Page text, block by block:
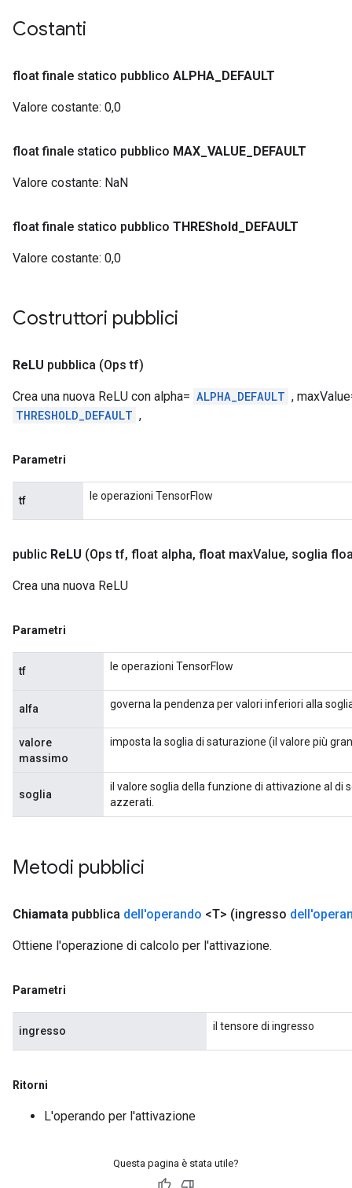
Costanti
float finale statico pubblico ALPHA DEFAULT
Valore costante: 0,0
float finale statico pubblico MAX VALUE DEFAULT
Valore costante: NaN
float finale statico pubblico THREShold DEFAULT
Valore costante: 0,0
Costruttori pubblici
ReLU pubblica (Ops tf)
Crea una nuova ReLU con alpha= ALPHA_DEFAULT ,
THRESHOLD_DEFAULT ,
Parametri
tf le operazioni TensorFlow
public ReLU (Ops tf, float alpha, float maxValue, soglia
Crea una nuova ReLU
Parametri
tf le operazioni TensorFlow
alfa governa la pendenza per valori inferiori alla
valore
massimo
imposta la soglia di saturazione (il valore più
soglia
il valore soglia della funzione di attivazione al di
azzerati.
Metodi pubblici
Chiamata pubblica dell'operando <T> (ingresso
Ottiene l'operazione di calcolo per l'attivazione.
Parametri
ingresso il tensore di ingresso
Ritorni
L'operando per l'attivazione
Questa pagina è stata utile?